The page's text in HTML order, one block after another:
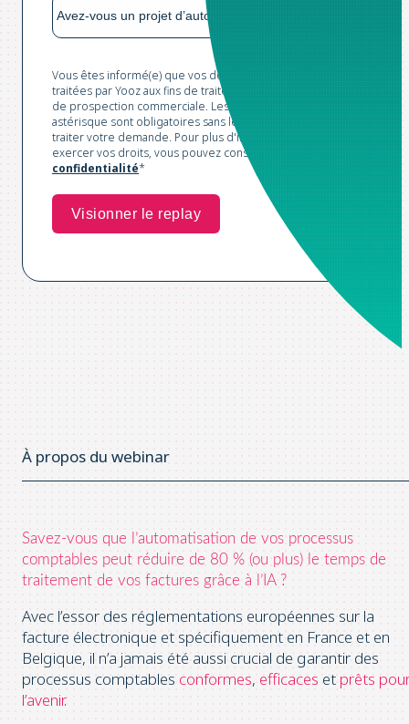
Vous êtes informé(e) que vos données sont collectées et
traitées par Yooz aux fins de traitement de votre demande et
de prospection commerciale. Les champs marqués d'un
astérisque sont obligatoires sans lesquels nous ne pourrions
traiter votre demande. Pour plus d'informations et pour
exercer vos droits, vous pouvez consulter notre
Politique de
confidentialité*
À propos du webinar
Savez-vous que l’automatisation de vos processus
comptables peut réduire de 80 % (ou plus) le temps de
traitement de vos factures grâce à l’IA ?
Avec l’essor des réglementations européennes sur la
facture électronique et spécifiquement en France et en
Belgique, il n’a jamais été aussi crucial de garantir des
processus comptables conformes, efficaces et prêts
l’avenir.